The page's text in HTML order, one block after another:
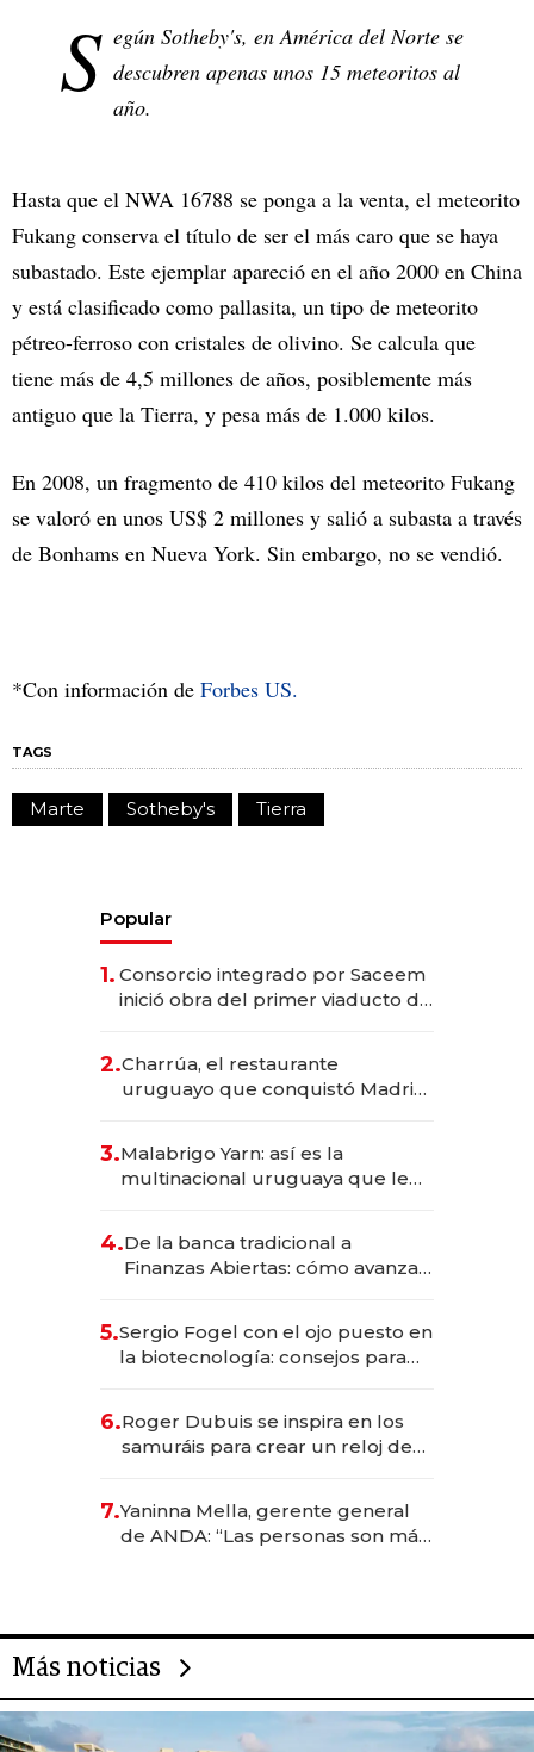
S egún Sotheby's, en América del Norte se
descubren apenas unos 15 meteoritos al
año.
Hasta que el NWA 16788 se ponga a la venta, el meteorito
Fukang conserva el título de ser el más caro que se haya
subastado. Este ejemplar apareció en el año 2000 en China
y está clasificado como pallasita, un tipo de meteorito
pétreo-ferroso con cristales de olivino. Se calcula que
tiene más de 4,5 millones de años, posiblemente más
antiguo que la Tierra, y pesa más de 1.000 kilos.
En 2008, un fragmento de 410 kilos del meteorito Fukang
se valoró en unos US$ 2 millones y salió a subasta a través
de Bonhams en Nueva York. Sin embargo, no se vendió.
*Con información de Forbes US.
TAGS
Marte Sotheby's Tierra
Popular
1. Consorcio integrado por Saceem
inició obra del primer viaducto de
millones
2.Charrúa, el restaurante
uruguayo que conquistó Madrid:
anticipación y prepara apertura
3.Malabrigo Yarn: así es la
multinacional uruguaya que le
4.De la banca tradicional a
Finanzas Abiertas: cómo avanza
5.Sergio Fogel con el ojo puesto en
la biotecnología: consejos para
6.Roger Dubuis se inspira en los
samuráis para crear un reloj de
7.Yaninna Mella, gerente general
de ANDA: “Las personas son más
Más noticias